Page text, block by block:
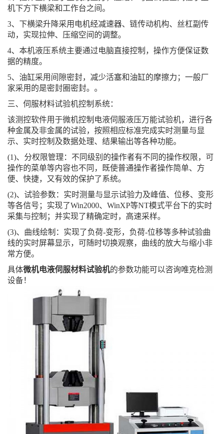
机下方下横梁和工作台之间。
3、下横梁升降采用电机经减速器、链传动机构、丝杠副传
动，实现拉伸、压缩空间的调整。
4、本机液压系统主要通过电脑直接控制，操作方便保证数
据的精度。
5、油缸采用间隙密封，减少活塞和油缸的摩擦力；一般厂
家采用的是密封圈密封。。
三、伺服材料试验机控制系统：
该测控软件用于微机控制电液伺服液压万能试验机，进行各
种金属及非金属的试验，按照相应标准完成实时测量与显
示、实时控制及数据处理、结果输出等各种功能。
(1)、分权限管理：不同级别的操作者有不同的操作权限，可
操作的菜单等内容也不同，既使普通操作者操作简单、方
便、快捷，又有效的保护了系统。
(2)、试验参数：实时测量与显示试验力及峰值、位移、变形
等各信号；实现了Win2000、WinXP等NT模式平台下的实时
采集与控制；并实现了精确定时，高速采样。
(3)、曲线绘制：实现了负荷-变形，负荷-位移等多种试验曲
线的实时屏幕显示，可随时切换观察，曲线的放大与缩小非
常方便。
具体微机电液伺服材料试验机的参数功能可以咨询唯克检测
设备！